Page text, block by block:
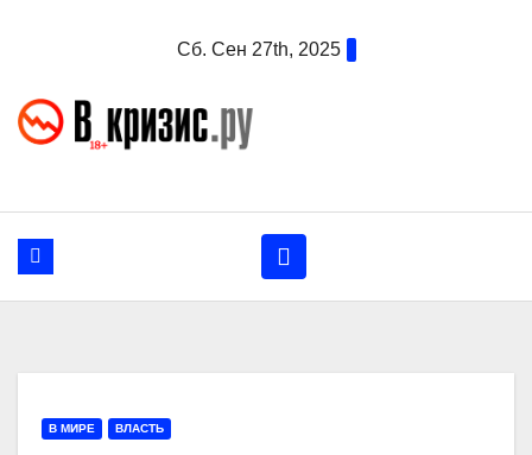
Сб. Сен 27th, 2025
В МИРЕ ВЛАСТЬ